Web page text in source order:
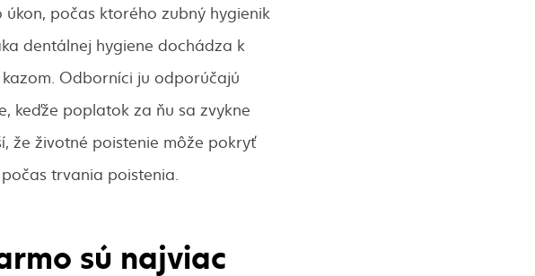
počas ktorého zubný hygienik
dentálnej hygiene dochádza k
Odborníci ju odporúčajú
keďže poplatok za ňu sa zvykne
že životné poistenie môže pokryť
trvania poistenia.
sú najviac